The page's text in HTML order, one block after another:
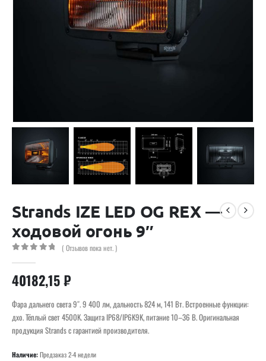
Strands IZE LED OG REX —
ходовой огонь 9″
( Отзывов пока нет. )
40182,15₽
Фара дальнего света 9″. 9 400 лм, дальность 824 м, 141 Вт. Встроенные функции:
дхо. Тёплый свет 4500K. Защита IP68/IP6K9K, питание 10–36 В. Оригинальная
продукция Strands с гарантией производителя.
Наличие:Предзаказ 2-4 недели